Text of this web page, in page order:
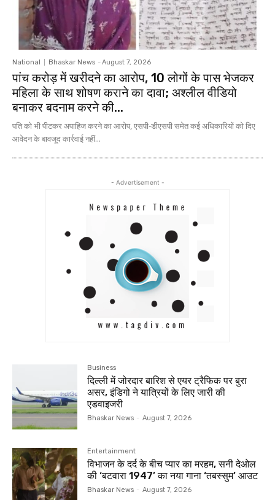
National Bhaskar News - August 7, 2026
पांच करोड़ में खरीदने का आरोप, 10 लोगों के पास भेजकर
महिला के साथ शोषण कराने का दावा; अश्लील वीडियो
बनाकर बदनाम करने की...
पति को भी पीटकर अपाहिज करने का आरोप, एसपी-डीएसपी समेत कई अधिकारियों को दिए
आवेदन के बावजूद कार्रवाई नहीं...
- Advertisement -
Business
दिल्ली में जोरदार बारिश से एयर ट्रैफिक पर बुरा
असर, इंडिगो ने यात्रियों के लिए जारी की
एडवाइजरी
Bhaskar News - August 7, 2026
Entertainment
विभाजन के दर्द के बीच प्यार का मरहम, सनी देओल
की ‘बटवारा 1947’ का नया गाना ‘तबस्सुम’ आउट
Bhaskar News - August 7, 2026